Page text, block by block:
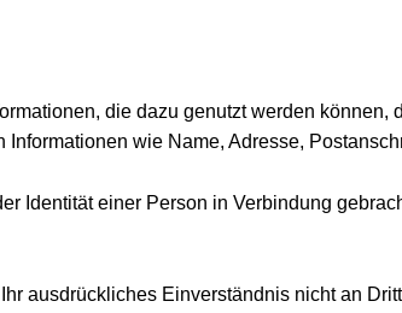
die dazu genutzt werden können,
Informationen wie Name, Adresse,
Identität einer Person in Verbindung
ausdrückliches Einverständnis nicht an